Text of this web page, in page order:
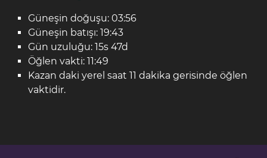
Güneşin doğuşu: 03:56
Güneşin batışı: 19:43
Gün uzuluğu: 15s 47d
Öğlen vakti: 11:49
Kazan daki yerel saat 11 dakika gerisinde öğlen
vaktidir.